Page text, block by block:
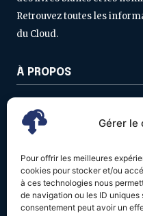
Gérer le
Pour offrir les meilleures
cookies pour stocker et/ou
à ces technologies nous
de navigation ou les ID
consentement peut avoir un
Retrouvez toutes les
du Cloud.
À PROPOS
Politique de confidentialité